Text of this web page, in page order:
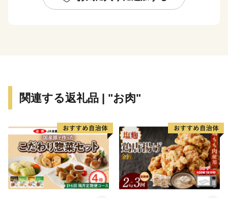
引いて引き込んだ水流を利用した手法で採取します。
豊かな自然と歴史を守り、町民の方々が生き生きとでき
【奥出雲町 プライバシーポリシー（概要）】
奥出雲町ふるさと納税（以下「当町」といいます）は、
寄附者様からお預かりした個人情報を適切に管理するた
め、次のとおり基本的な方針を定めています。
関連する返礼品 | "お肉"